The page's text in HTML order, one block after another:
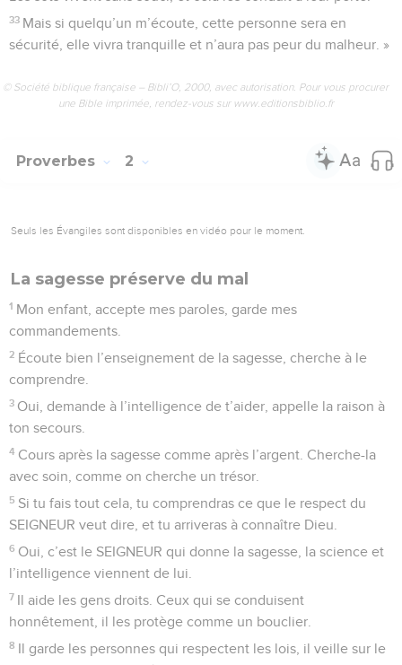
33 Mais si quelqu’un m’écoute, cette personne sera en
sécurité, elle vivra tranquille et n’aura pas peur du malheur. »
© Société biblique française – Bibli’O, 2000, avec autorisation. Pour vous procurer
une Bible imprimée, rendez-vous sur www.editionsbiblio.fr
Proverbes 2
Seuls les Évangiles sont disponibles en vidéo pour le moment.
La sagesse préserve du mal
1 Mon enfant, accepte mes paroles, garde mes
commandements.
2 Écoute bien l’enseignement de la sagesse, cherche à le
comprendre.
3 Oui, demande à l’intelligence de t’aider, appelle la raison à
ton secours.
4 Cours après la sagesse comme après l’argent. Cherche-la
avec soin, comme on cherche un trésor.
5 Si tu fais tout cela, tu comprendras ce que le respect du
SEIGNEUR veut dire, et tu arriveras à connaître Dieu.
6 Oui, c’est le SEIGNEUR qui donne la sagesse, la science et
l’intelligence viennent de lui.
7 Il aide les gens droits. Ceux qui se conduisent
honnêtement, il les protège comme un bouclier.
8 Il garde les personnes qui respectent les lois, il veille sur le